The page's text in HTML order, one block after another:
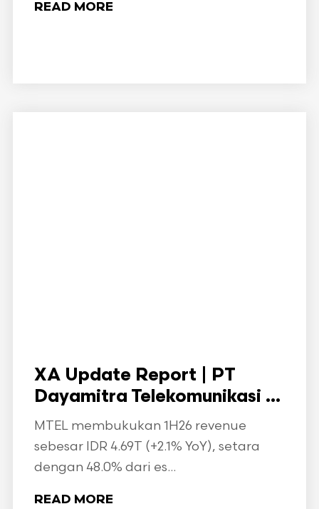
READ MORE
XA Update Report | PT
Dayamitra Telekomunikasi ...
MTEL membukukan 1H26 revenue
sebesar IDR 4.69T (+2.1% YoY), setara
dengan 48.0% dari es...
READ MORE